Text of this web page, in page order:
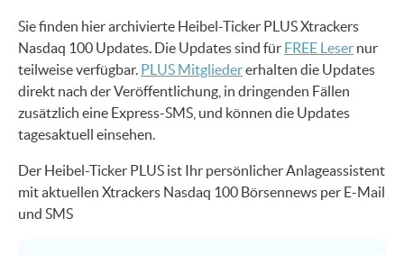
Sie finden hier archivierte Heibel-Ticker PLUS Xtrackers
Nasdaq 100 Updates. Die Updates sind für FREE Leser nur
teilweise verfügbar. PLUS Mitgliedererhalten die Updates
direkt nach der Veröffentlichung, in dringenden Fällen
zusätzlich eine Express-SMS, und können die Updates
tagesaktuell einsehen.
Der Heibel-Ticker PLUS ist Ihr persönlicher Anlageassistent
mit aktuellen Xtrackers Nasdaq 100 Börsennews per E-Mail
und SMS